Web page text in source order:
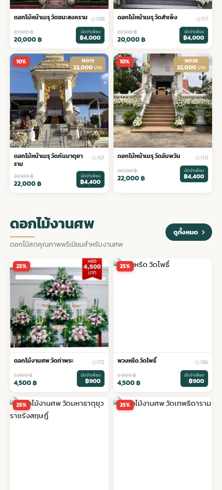
ดอกไม้หน้าเมรุ วัดชนะสงคราม 108
23,500฿
20,000฿
มัดจำเพียง
฿4,000
ดอกไม้หน้าเมรุ วัดสำเพ็ง 117
22,500฿
20,000฿
มัดจำเพียง
฿4,000
10% M019
22,000 บาท
ดอกไม้หน้าเมรุ วัดกันมาตุยา
ราม
101
24,500฿
22,000฿
มัดจำเพียง
฿4,400
10% M028
22,000 บาท
ดอกไม้หน้าเมรุ วัดอัมพวัน 110
24,500฿
22,000฿
มัดจำเพียง
฿4,400
ดอกไม้งานศพ
ดอกไม้สดคุณภาพพรีเมียมสำหรับงานศพ
ดูทั้งหมด
25%
ดอกไม้งานศพ วัดท่าพระ 172
6,000฿
4,500฿
มัดจำเพียง
฿900
25%
พวงหรีด วัดโพธิ์ 186
6,000฿
4,500฿
มัดจำเพียง
฿900
25% 25%